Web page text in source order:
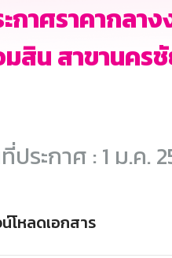
กาศราคากลา
สิน สาขานคร
ประกาศ : 1 ม.ค.
โหลดเอกสาร